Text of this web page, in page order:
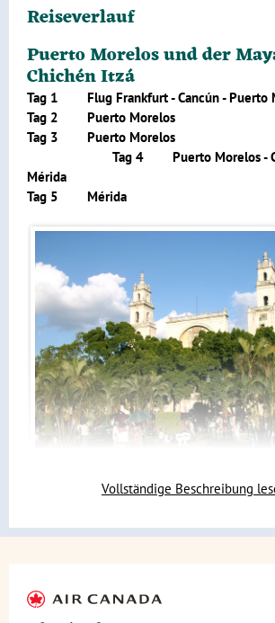
Reiseverlauf
Puerto Morelos und der
Chichén Itzá
Tag 1 Flug Frankfurt - Cancún - Puerto
Tag 2 Puerto Morelos
Tag 3 Puerto
Tag 4 Puerto Morelos -
Mérida
Tag 5 Mérida
Cancún, was in der alten Maya-Sprache "
entspannt am schönen Strand von
schwimmen und schnorcheln oder im
Vollständige Beschreibung